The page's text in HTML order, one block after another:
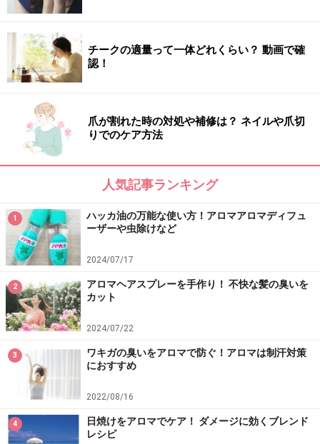
チークの適量って一体どれくらい？ 動画で確
認！
爪が割れた時の対処や補修は？ ネイルや爪切
りでのケア方法
人気記事ランキング
1
ハッカ油の万能な使い方！アロマアロマディフュ
ーザーや虫除けなど
2024/07/17
2
アロマヘアスプレーを手作り！ 不快な髪の臭いを
カット
2024/07/22
3
ワキガの臭いをアロマで防ぐ！アロマは制汗対策
におすすめ
2022/08/16
4
日焼けをアロマでケア！ ダメージに効くブレンド
レシピ